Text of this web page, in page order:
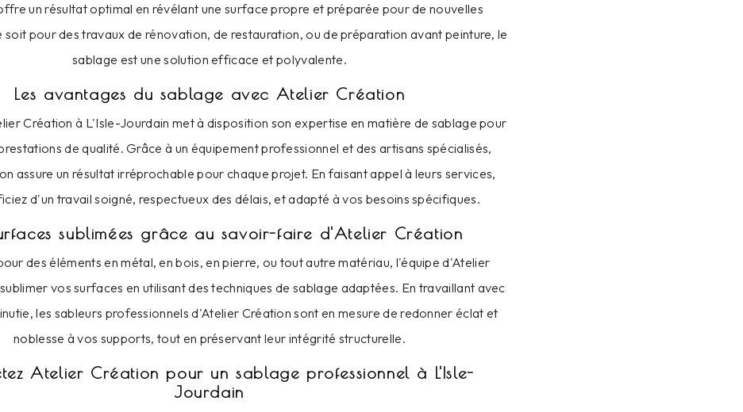
un résultat optimal en révélant une surface propre et préparée pour de nouvelles
soit pour des travaux de rénovation, de restauration, ou de préparation avant peinture, le
sablage est une solution efficace et polyvalente.
Les avantages du sablage avec Atelier Création
Création à L'Isle-Jourdain met à disposition son expertise en matière de sablage pour
de qualité. Grâce à un équipement professionnel et des artisans spécialisés,
assure un résultat irréprochable pour chaque projet. En faisant appel à leurs services,
d'un travail soigné, respectueux des délais, et adapté à vos besoins spécifiques.
sublimées grâce au savoir-faire d'Atelier Création
des éléments en métal, en bois, en pierre, ou tout autre matériau, l'équipe d'Atelier
vos surfaces en utilisant des techniques de sablage adaptées. En travaillant avec
les sableurs professionnels d'Atelier Création sont en mesure de redonner éclat et
noblesse à vos supports, tout en préservant leur intégrité structurelle.
Atelier Création pour un sablage professionnel à L'Isle-
Jourdain